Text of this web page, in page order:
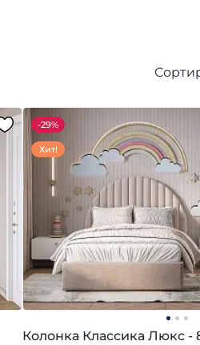
-29%
Хит!
Колонка Классика Люкс -